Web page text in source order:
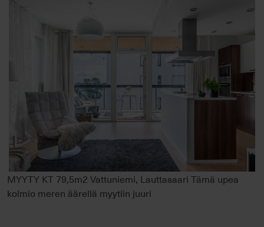
MYYTY KT 79,5m2 Vattuniemi, Lauttasaari Tämä upea
kolmio meren äärellä myytiin juuri